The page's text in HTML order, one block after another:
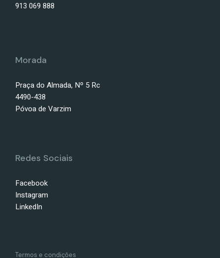
913 069 888
Morada
Praça do Almada, Nº 5 Rc
4490-438
Póvoa de Varzim
Redes Sociais
Facebook
Instagram
LinkedIn
Termos e condições